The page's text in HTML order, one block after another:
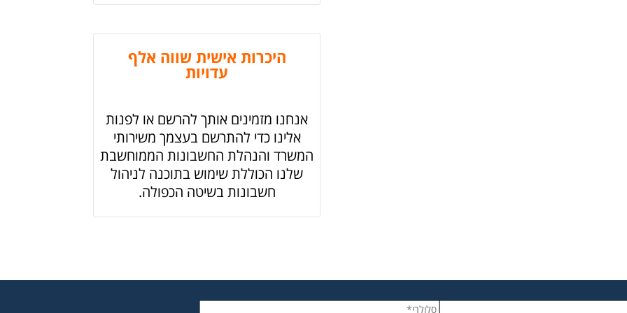
היכרות אישית שווה אלף
עדויות
אנחנו מזמינים אותך להרשם או לפנות
אלינו כדי להתרשם בעצמך משירותי
המשרד והנהלת החשבונות הממוחשבת
שלנו הכוללת שימוש בתוכנה לניהול
חשבונות בשיטה הכפולה.